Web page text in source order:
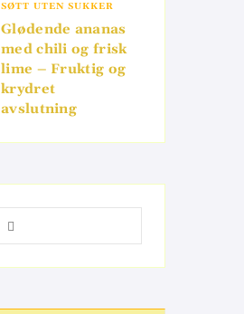
SØTT UTEN SUKKER
Glødende ananas
med chili og frisk
lime – Fruktig og
krydret
avslutning